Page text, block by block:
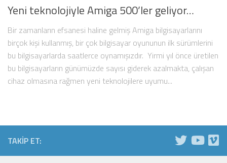
Yeni teknolojiyle Amiga 500’ler geliyor…
Bir zamanların efsanesi haline gelmiş Amiga bilgisayarlarını
birçok kişi kullanmış, bir çok bilgisayar oyununun ilk sürümlerini
bu bilgisayarlarda saatlerce oynamışızdır. Yirmi yıl önce üretilen
bu bilgisayarların günümüzde sayısı giderek azalmakta, çalışan
cihaz olmasına rağmen yeni teknolojilere uyumu...
TAKIP ET: